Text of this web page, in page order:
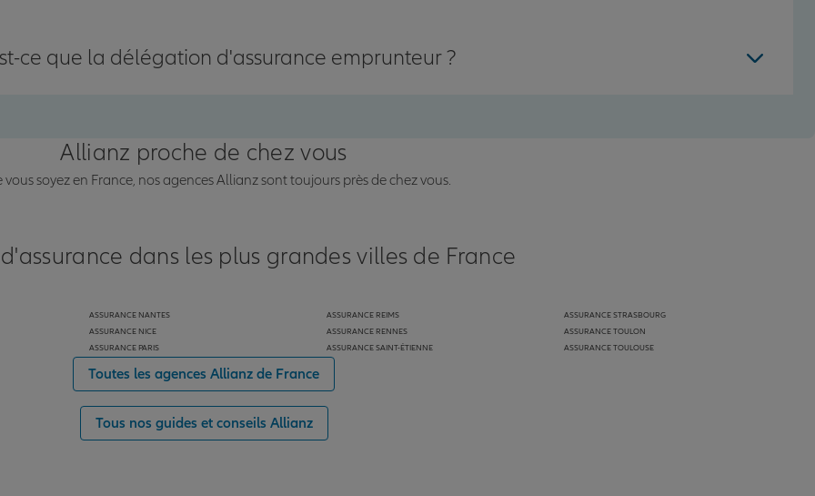
ce que la délégation d'assurance emprunteur ?
Allianz proche de chez vous
vous soyez en France, nos agences Allianz sont toujours près de chez vous.
dans les plus grandes villes de France
ASSURANCE NANTES
ASSURANCE NICE
ASSURANCE PARIS
ASSURANCE REIMS
ASSURANCE RENNES
ASSURANCE SAINT-ÉTIENNE
ASSURANCE STRASBOURG
ASSURANCE TOULON
ASSURANCE TOULOUSE
Toutes les agences Allianz de France
Tous nos guides et conseils Allianz